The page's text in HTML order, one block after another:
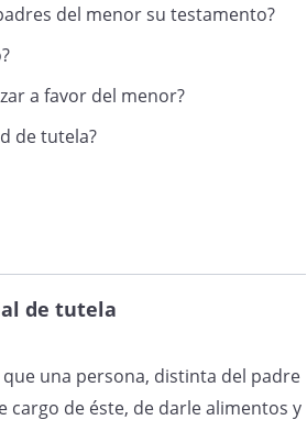
mediante certificados de
de
como se acredita
por el Registro
conmigo en el mismo
el certificado de
del menor su testamento?
a favor del menor?
de tutela?
de tutela
una persona, distinta del padre
cargo de éste, de darle alimentos y